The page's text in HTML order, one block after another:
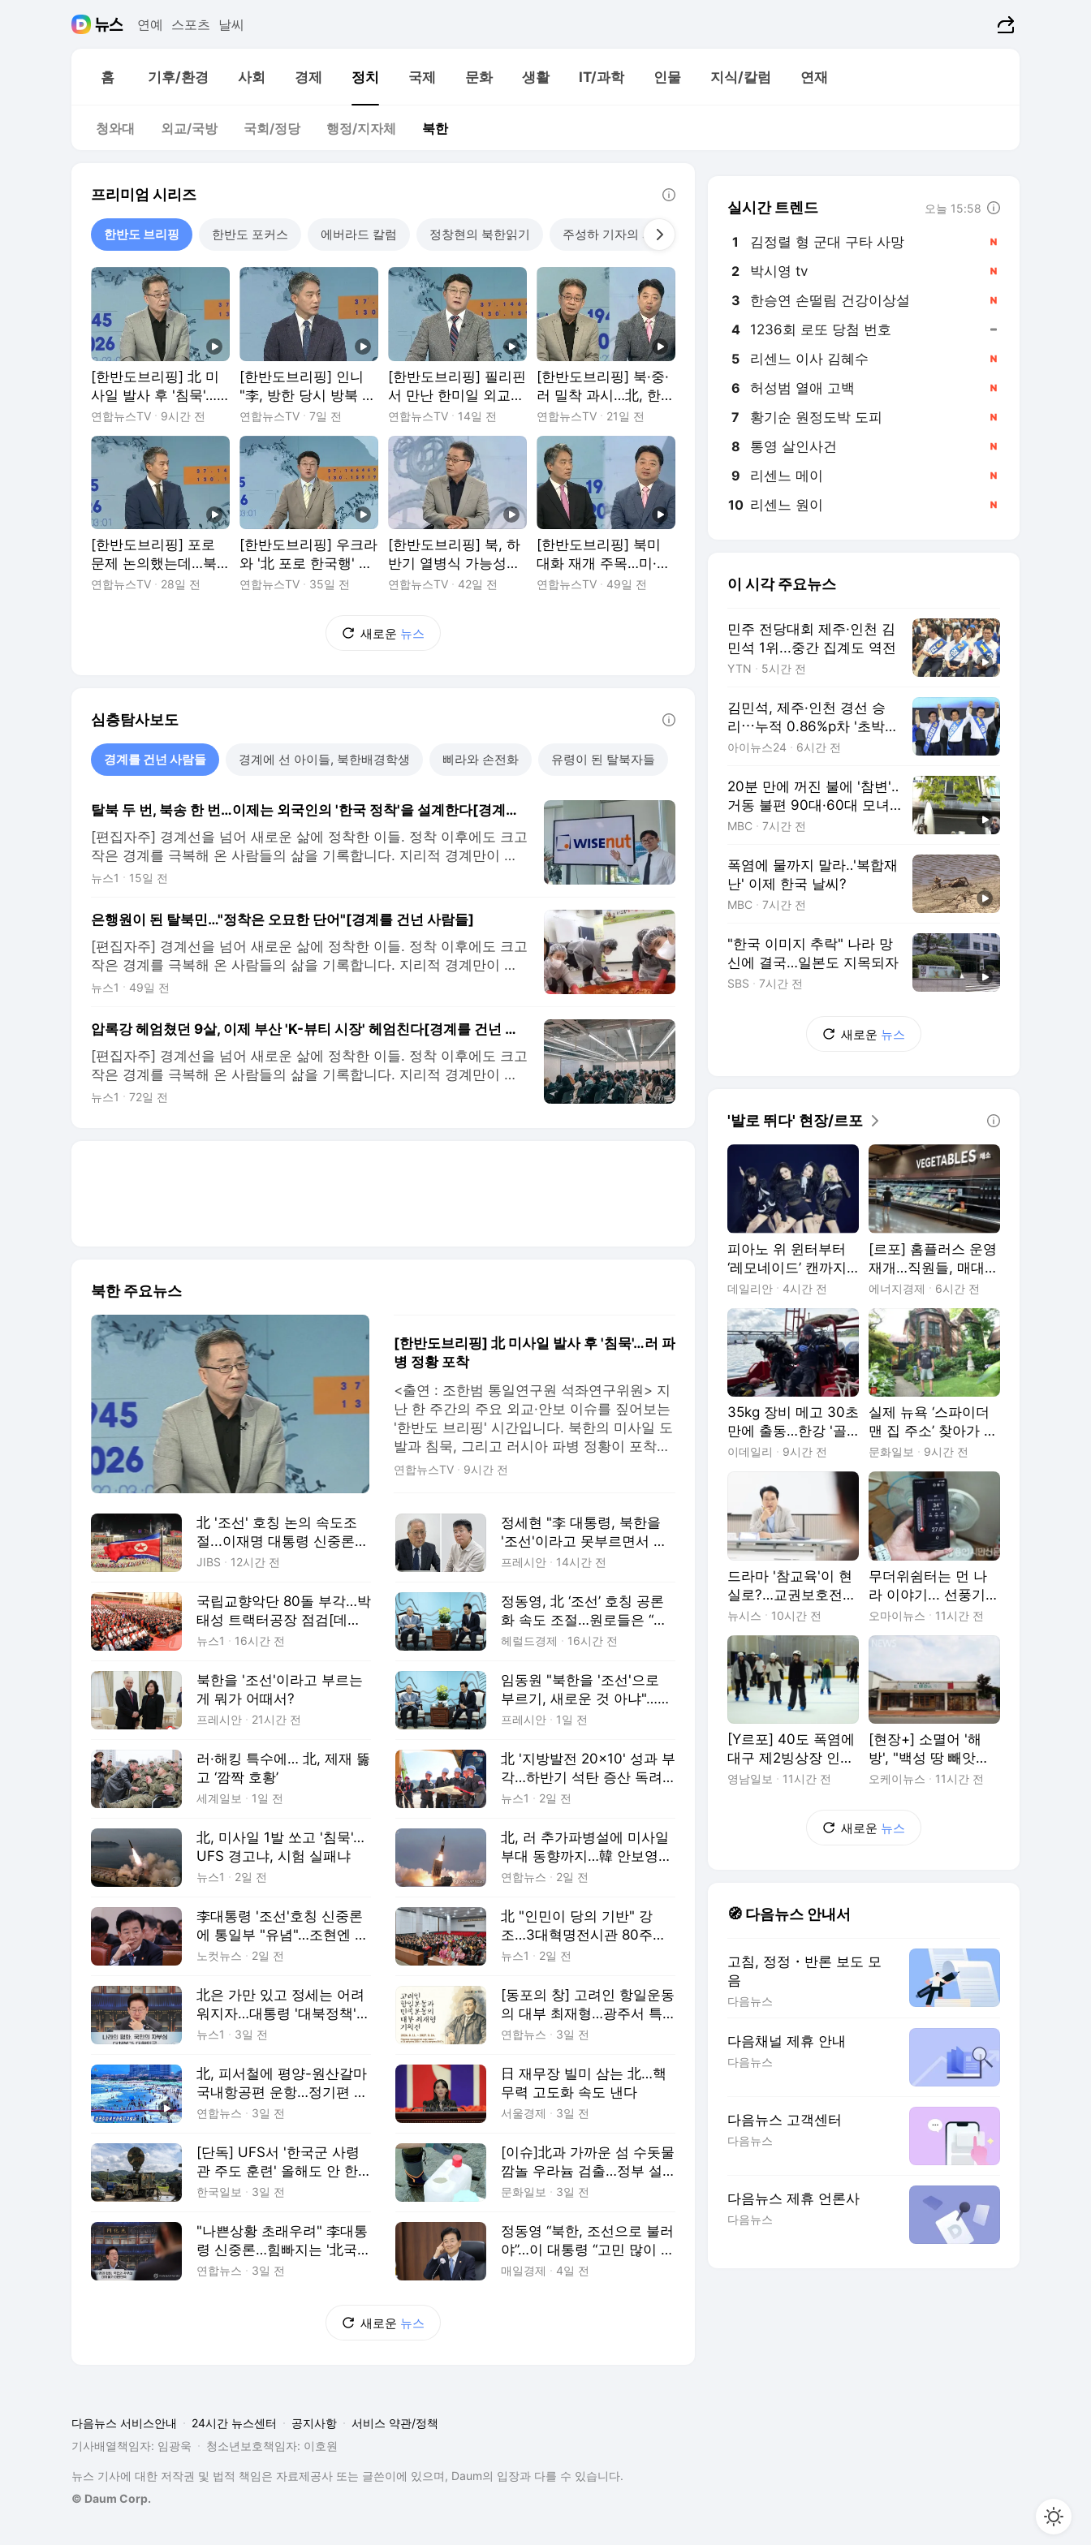
연예 스포츠 날씨
홈 기후/환경 사회 경제 정치 국제 문화 생활 IT/과학 인물 지식/칼럼 연재
청와대 외교/국방 국회/정당 행정/지자체 북한
프리미엄 시리즈
한반도 브리핑 한반도 포커스 에버라드 칼럼 정창현의 북한읽기 주성하 기자의 서울과 평양사이 주성하의 ‘北토크’ 통일로 미래로
[한반도브리핑] 北 미
사일 발사 후 '침묵'…
러 파병 정황 포착
연합뉴스TV 9시간 전
[한반도브리핑] 인니
"李, 방한 당시 방북 의
향 물어"…대화 가능성
은?
연합뉴스TV 7일 전
[한반도브리핑] 필리핀
서 만난 한미일 외교장
관…北 최선희는 방러
연합뉴스TV 14일 전
[한반도브리핑] 북·중·
러 밀착 과시…北, 한미
일 안보 공조 비난
연합뉴스TV 21일 전
[한반도브리핑] 포로
문제 논의했는데…북,
비핵화 언급에 반발
연합뉴스TV 28일 전
[한반도브리핑] 우크라
와 '北 포로 한국행' 협
의…'사관학교 통합' 논
연합뉴스TV 35일 전
[한반도브리핑] 북, 하
반기 열병식 가능성…
위성사진 분석
연합뉴스TV 42일 전
[한반도브리핑] 북미
대화 재개 주목…미·이
란 '후속 협상' 지연
연합뉴스TV 49일 전
새로운 뉴스
심층탐사보도
경계를 건넌 사람들 경계에 선 아이들, 북한배경학생 삐라와 손전화 유령이 된 탈북자들
탈북 두 번, 북송 한 번…이제는 외국인의 '한국 정착'을 설계한다[경계를 건넌 사람들]
[편집자주] 경계선을 넘어 새로운 삶에 정착한 이들. 정착 이후에도 크고
작은 경계를 극복해 온 사람들의 삶을 기록합니다. 지리적 경계만이 아
니라 문화와 관계의 새로운 세계를 살아온 이들의 이야기를 통해 우리
몰랐고, 알아야 할 삶에 대한 인식을 확장하겠습니다. (서울=뉴스1) 김
예슬
뉴스1 15일 전
은행원이 된 탈북민…"정착은 오묘한 단어"[경계를 건넌 사람들]
[편집자주] 경계선을 넘어 새로운 삶에 정착한 이들. 정착 이후에도 크고
작은 경계를 극복해 온 사람들의 삶을 기록합니다. 지리적 경계만이 아
니라 문화와 관계의 새로운 세계를 살아온 이들의 이야기를 통해 우리
몰랐고, 알아야 할 삶에 대한 인식을 확장하겠습니다. (서울=뉴스1) 유
민주
뉴스1 49일 전
압록강 헤엄쳤던 9살, 이제 부산 'K-뷰티 시장' 헤엄친다[경계를 건넌 사람들]
[편집자주] 경계선을 넘어 새로운 삶에 정착한 이들. 정착 이후에도 크고
작은 경계를 극복해 온 사람들의 삶을 기록합니다. 지리적 경계만이 아
니라 문화와 관계의 새로운 세계를 살아온 이들의 이야기를 통해 우리
뉴스1 72일 전
북한 주요뉴스
[한반도브리핑] 北 미사일 발사 후 '침묵'…러 파
병 정황 포착
<출연 : 조한범 통일연구원 석좌연구위원> 지
난 한 주간의 주요 외교·안보 이슈를 짚어보는
'한반도 브리핑' 시간입니다. 북한의 미사일 도
발과 침묵, 그리고 러시아 파병 정황이 포착되
면서 여러 의문점을 낳고 있습니다. 조한범 통
도미사일을 발사했는데도 이 사실을 알리지
않
연합뉴스TV 9시간 전
北 '조선' 호칭 논의 속도조
절...이재명 대통령 신중론에
한발 물러선 정동영
JIBS 12시간 전
정세현 "李 대통령, 북한을
'조선'이라고 못부르면서 평
화공존? 간판 내리는 게 낫
프레시안 14시간 전
국립교향악단 80돌 부각…박
태성 트랙터공장 점검[데일
리 북한]
뉴스1 16시간 전
정동영, 北 ‘조선’ 호칭 공론
화 속도 조절…원로들은 “평
화 공존 기본” 지지
헤럴드경제 16시간 전
북한을 '조선'이라고 부르는
게 뭐가 어때서?
프레시안 21시간 전
임동원 "북한을 '조선'으로
부르기, 새로운 것 아냐"…이
미 100건 넘는 남북 합의서
프레시안 1일 전
러·해킹 특수에… 北, 제재 뚫
고 ‘깜짝 호황’
세계일보 1일 전
北 '지방발전 20×10' 성과 부
각…하반기 석탄 증산 독려
[데일리 북한]
뉴스1 2일 전
北, 미사일 1발 쏘고 '침묵'…
UFS 경고냐, 시험 실패냐
뉴스1 2일 전
北, 러 추가파병설에 미사일
부대 동향까지…韓 안보영향
우려↑
연합뉴스 2일 전
李대통령 '조선'호칭 신중론
에 통일부 "유념"…조현엔 반
박
노컷뉴스 2일 전
北 "인민이 당의 기반" 강
조…3대혁명전시관 80주년
기념[데일리 북한]
뉴스1 2일 전
北은 가만 있고 정세는 어려
워지자…대통령 '대북정책'
생각 바뀌었나
뉴스1 3일 전
[동포의 창] 고려인 항일운동
의 대부 최재형…광주서 특
별전
연합뉴스 3일 전
北, 피서철에 평양-원산갈마
국내항공편 운항…정기편 될
지 주목
연합뉴스 3일 전
日 재무장 빌미 삼는 北…핵
무력 고도화 속도 낸다
서울경제 3일 전
[단독] UFS서 '한국군 사령
관 주도 훈련' 올해도 안 한
다... 美, 전작권 전환 신중 기
한국일보 3일 전
[이슈]北과 가까운 섬 수돗물
깜놀 우라늄 검출…정부 설
명은
문화일보 3일 전
"나쁜상황 초래우려" 李대통
령 신중론…힘빠지는 '北국호
부르기'
연합뉴스 3일 전
정동영 “북한, 조선으로 불러
야”…이 대통령 “고민 많이 해
달라” 신중
매일경제 4일 전
새로운 뉴스
실시간 트렌드 오늘 15:58
1
김정렬 형 군대 구타 사망
2
박시영 tv
3
한승연 손떨림 건강이상설
4
1236회 로또 당첨 번호
5
리센느 이사 김혜수
6
허성범 열애 고백
7
황기순 원정도박 도피
8
통영 살인사건
9
리센느 메이
10 리센느 원이
이 시각 주요뉴스
민주 전당대회 제주·인천 김
민석 1위...중간 집계도 역전
YTN 5시간 전
김민석, 제주·인천 경선 승
리⋯누적 0.86%p차 '초박
빙'[종합]
아이뉴스24 6시간 전
20분 만에 꺼진 불에 '참변'‥
거동 불편 90대·60대 모녀
숨져
MBC 7시간 전
폭염에 물까지 말라‥'복합재
난' 이제 한국 날씨?
MBC 7시간 전
"한국 이미지 추락" 나라 망
신에 결국…일본도 지목되자
SBS 7시간 전
새로운 뉴스
'발로 뛰다' 현장/르포
피아노 위 윈터부터
‘레모네이드’ 캔까지…
에스파, 디테일로 채
운 고척돔 [현장]
데일리안 4시간 전
[르포] 홈플러스 운영
재개…직원들, 매대
물품 채우기 ‘분주’
에너지경제 6시간 전
35kg 장비 메고 30초
만에 출동…한강 '골
든타임'을 지키는 사
이데일리 9시간 전
실제 뉴욕 ‘스파이더
맨 집 주소’ 찾아가 보
니…중국인이 살고 있
었다
문화일보 9시간 전
드라마 '참교육'이 현
실로?…교권보호전담
관 면접장 가보니
뉴시스 10시간 전
무더위쉼터는 먼 나
라 이야기... 선풍기로
버티는 홀몸 노인들
오마이뉴스 11시간 전
[Y르포] 40도 폭염에
대구 제2빙상장 인
기…5천원으로 즐기
영남일보 11시간 전
[현장+] 소멸어 '해
방', "백성 땅 빼앗는
나라"
오케이뉴스 11시간 전
새로운 뉴스
🧭 다음뉴스 안내서
고침, 정정・반론 보도 모
음
다음뉴스
다음채널 제휴 안내
다음뉴스
다음뉴스 고객센터
다음뉴스
다음뉴스 제휴 언론사
다음뉴스
다음뉴스 서비스안내 24시간 뉴스센터 공지사항
서비스 약관/정책
기사배열책임자: 임광욱
청소년보호책임자: 이호원
뉴스 기사에 대한 저작권 및 법적 책임은 자료제공사 또는 글쓴이에 있으며, Daum의 입장과 다를 수 있습니다.
© Daum Corp.